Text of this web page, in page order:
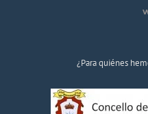
¿Para quiénes